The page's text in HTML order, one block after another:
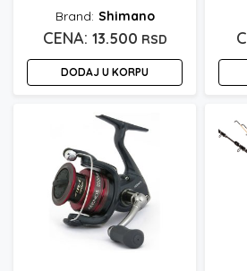
Shimano
13.500 RSD
DODAJ U KORPU